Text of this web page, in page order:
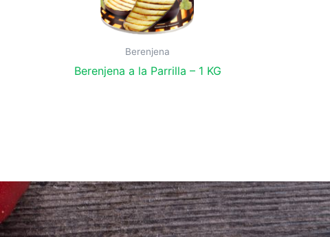
Berenjena
Berenjena a la Parrilla – 1 KG